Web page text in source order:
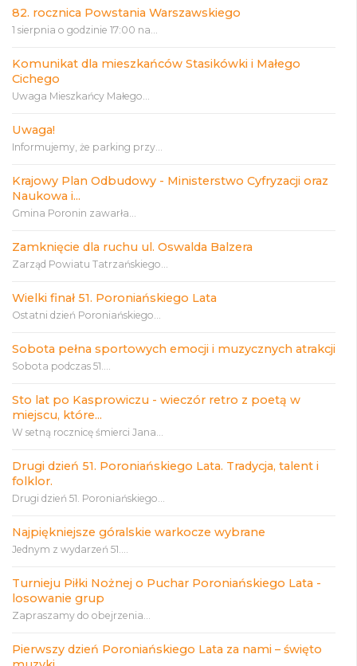
82. rocznica Powstania Warszawskiego
1 sierpnia o godzinie 17:00 na...
Komunikat dla mieszkańców Stasikówki i Małego
Cichego
Uwaga Mieszkańcy Małego...
Uwaga!
Informujemy, że parking przy...
Krajowy Plan Odbudowy - Ministerstwo Cyfryzacji oraz
Naukowa i...
Gmina Poronin zawarła...
Zamknięcie dla ruchu ul. Oswalda Balzera
Zarząd Powiatu Tatrzańskiego...
Wielki finał 51. Poroniańskiego Lata
Ostatni dzień Poroniańskiego...
Sobota pełna sportowych emocji i muzycznych atrakcji
Sobota podczas 51....
Sto lat po Kasprowiczu - wieczór retro z poetą w
miejscu, które...
W setną rocznicę śmierci Jana...
Drugi dzień 51. Poroniańskiego Lata. Tradycja, talent i
folklor.
Drugi dzień 51. Poroniańskiego...
Najpiękniejsze góralskie warkocze wybrane
Jednym z wydarzeń 51....
Turnieju Piłki Nożnej o Puchar Poroniańskiego Lata -
losowanie grup
Zapraszamy do obejrzenia...
Pierwszy dzień Poroniańskiego Lata za nami – święto